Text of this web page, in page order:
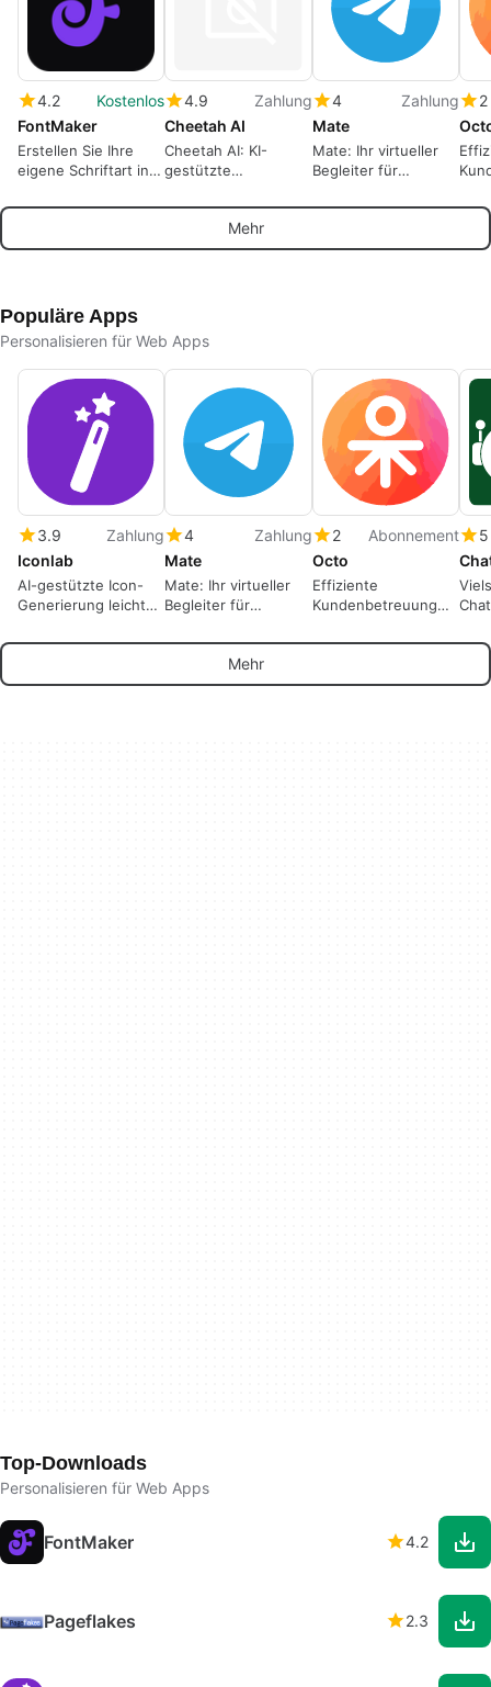
4.2
Kostenlos
FontMaker
Erstellen Sie Ihre
eigene Schriftart in
Kostenlos, keine
erforderlich.
4.9
Zahlung
Cheetah AI
Cheetah AI: KI-
gestützte
Softwareentwickler
4
Zahlung
Mate
Mate: Ihr virtueller
Begleiter für
Unterstützung
2
Mehr
Populäre Apps
Personalisieren für Web Apps
3.9
Zahlung
Iconlab
AI-gestützte Icon-
Generierung leicht
4
Zahlung
Mate
Mate: Ihr virtueller
Begleiter für
Unterstützung
2
Abonnement
Octo
Effiziente
Kundenbetreuung
5
Mehr
Top-Downloads
Personalisieren für Web Apps
FontMaker 4.2
Pageflakes 2.3